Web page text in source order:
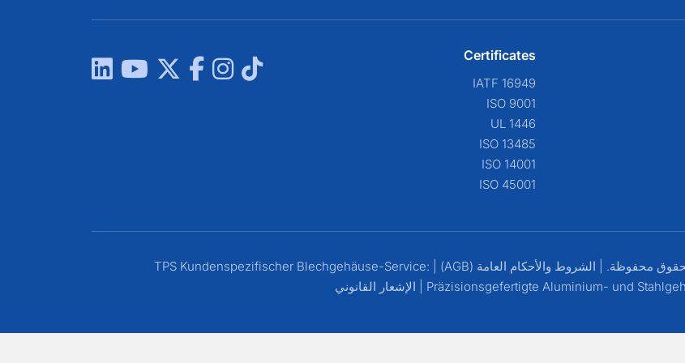
Certificates
IATF 16949
ISO 9001
UL 1446
ISO 13485
ISO 14001
ISO 45001
الشروط والأحكام العامة (AGB)
TPS Kundenspezifischer Blechgehäuse-Service:
Präzisionsgefertigte Aluminium- und
الإشعار القانوني